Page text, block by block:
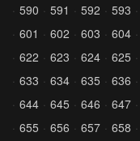
590
591 592 593
601
602 603 604
622
623 624 625
633
634 635 636
644
645 646 647
655
656 657 658